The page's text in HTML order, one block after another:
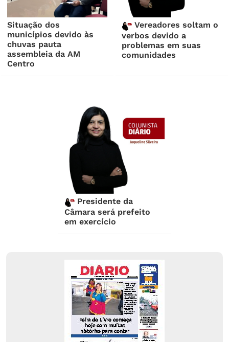
Situação dos
municípios devido às
chuvas pauta
assembleia da AM
Centro
Vereadores soltam o
verbos devido a
problemas em suas
comunidades
Presidente da
Câmara será prefeito
em exercício